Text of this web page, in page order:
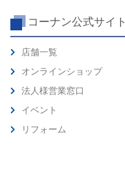
コーナン公式サイト
店舗一覧
オンラインショップ
法人様営業窓口
イベント
リフォーム